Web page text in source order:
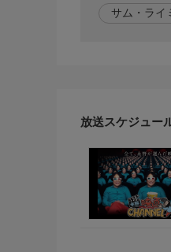
あらすじ2
制作
2026年
IVS41/オムニ
サム・ライ
放送スケジュー